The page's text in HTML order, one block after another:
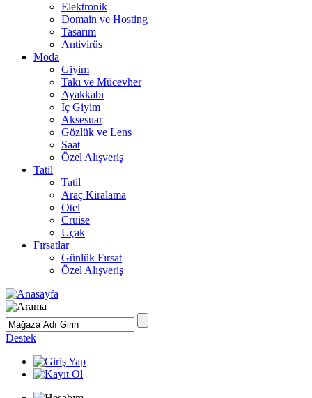
Elektronik
Domain ve Hosting
Tasarım
Antivirüs
Moda
Giyim
Takı ve Mücevher
Ayakkabı
İç Giyim
Aksesuar
Gözlük ve Lens
Saat
Özel Alışveriş
Tatil
Tatil
Araç Kiralama
Otel
Cruise
Uçak
Fırsatlar
Günlük Fırsat
Özel Alışveriş
Destek